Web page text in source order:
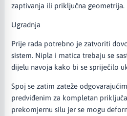
zaptivanja ili priključna geometrija.
Ugradnja
Prije rada potrebno je zatvoriti
sistem. Nipla i matica trebaju se
dijelu navoja kako bi se spriječilo
Spoj se zatim zateže
predviđenim za kompletan
prekomjernu silu jer se mogu